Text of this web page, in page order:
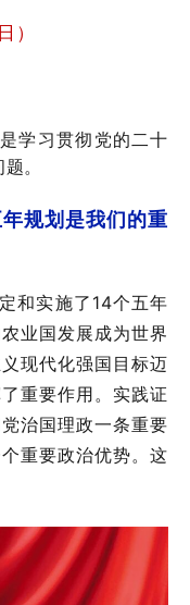
）
学习贯彻党的二十
。
规划是我们的重
和实施了14个五年
业国发展成为世界
现代化强国目标迈
重要作用。实践证
治国理政一条重要
重要政治优势。这